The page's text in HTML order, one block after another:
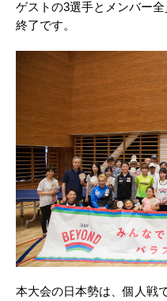
ゲストの3選手とメンバー
終了です。
本大会の日本勢は、個人戦